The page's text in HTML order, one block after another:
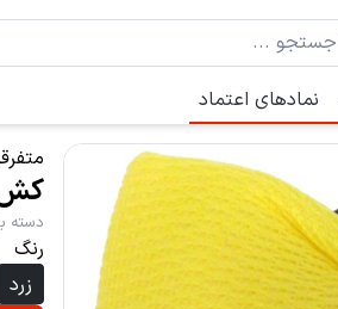
نمادهای اعتماد
کش
دسته
رنگ
زرد